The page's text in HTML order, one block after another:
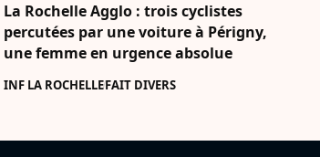
La Rochelle Agglo : trois cyclistes
percutées par une voiture à Périgny,
une femme en urgence absolue
INF LA ROCHELLEFAIT DIVERS